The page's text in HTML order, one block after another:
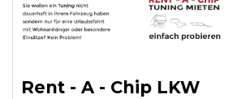
Rent - A - Chip LKW